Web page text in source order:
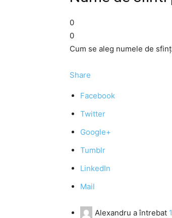
0
0
Cum se aleg numele de
Share
Facebook
Twitter
Google+
Tumblr
LinkedIn
Mail
Alexandru a întrebat